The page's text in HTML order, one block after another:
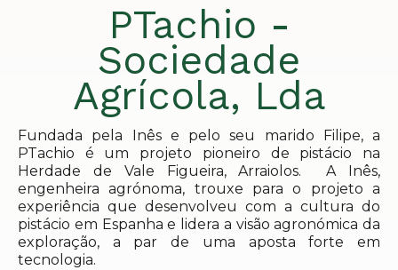
PTachio -
Sociedade
Agrícola, Lda
Fundada pela Inês e pelo seu marido Filipe, a
PTachio é um projeto pioneiro de pistácio na
Herdade de Vale Figueira, Arraiolos. A Inês,
engenheira agrónoma, trouxe para o projeto a
experiência que desenvolveu com a cultura do
pistácio em Espanha e lidera a visão agronómica da
exploração, a par de uma aposta forte em
tecnologia.